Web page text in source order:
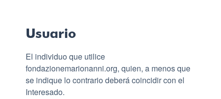
Usuario
El individuo que utilice
fondazionemarionanni.org, quien, a menos que
se indique lo contrario deberá coincidir con el
Interesado.